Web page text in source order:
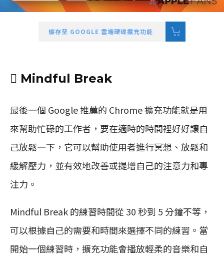
儲存至 GOOGLE 雲端硬碟擴充功能
 Mindful Break
最後一個 Google 推薦的 Chrome 擴充功能就是用
來幫助忙碌的工作者，要在適時的時間裡好好讓自
己放鬆一下，它可以幫助使用者進行冥想、放鬆和
緩解壓力，並有效地改善或提增自己的注意力和專
注力。
Mindful Break 的練習時間從 30 秒到 5 分鐘不等，
可以根據自己的需要和時間來選擇不同的練習。當
開始一個練習時，擴充功能會播放輕柔的音樂和自